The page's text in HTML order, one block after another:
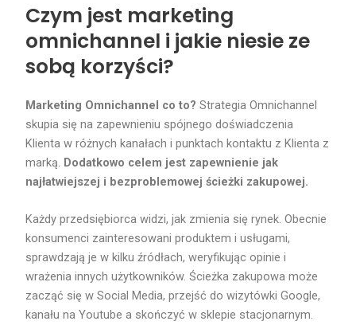
Czym jest marketing
omnichannel i jakie niesie ze
sobą korzyści?
Marketing Omnichannel co to? Strategia Omnichannel
skupia się na zapewnieniu spójnego doświadczenia
Klienta w różnych kanałach i punktach kontaktu z Klienta z
marką. Dodatkowo celem jest zapewnienie jak
najłatwiejszej i bezproblemowej ścieżki zakupowej.
Każdy przedsiębiorca widzi, jak zmienia się rynek. Obecnie
konsumenci zainteresowani produktem i usługami,
sprawdzają je w kilku źródłach, weryfikując opinie i
wrażenia innych użytkowników. Ścieżka zakupowa może
zacząć się w Social Media, przejść do wizytówki Google,
kanału na Youtube a skończyć w sklepie stacjonarnym.